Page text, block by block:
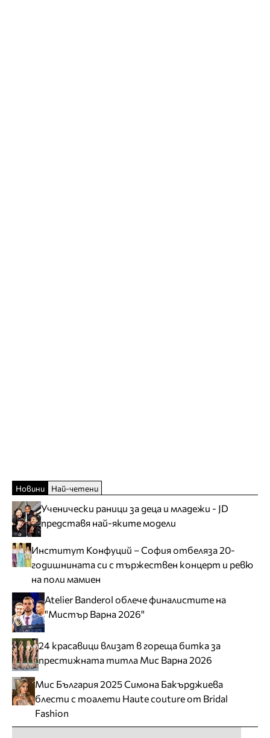
Новини Най-четени
Ученически раници за деца и младежи - JD
представя най-яките модели
Институт Конфуций – София отбеляза 20-
годишнината си с тържествен концерт и ревю
на поли мамиен
Atelier Banderol облече финалистите на
"Мистър Варна 2026"
24 красавици влизат в гореща битка за
престижната титла Мис Варна 2026
Мис България 2025 Симона Бакърджиева
блести с тоалети Haute couture от Bridal
Fashion